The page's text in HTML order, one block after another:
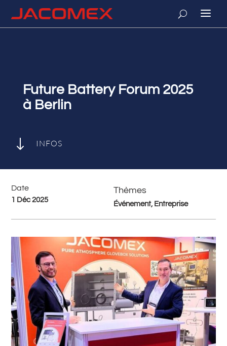
Future Battery Forum 2025
à Berlin
" INFOS
Date
1 Déc 2025
Thèmes
Événement, Entreprise
# Retour à toutes les actualités